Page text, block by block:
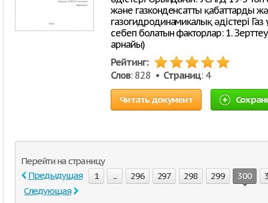
және газконденсатты қабаттарды
газогидродинамикалық әдістері
себеп болатын факторлар: 1.
арнайы)
Рейтинг:
Слов: 828 • Страниц: 4
Читать документ
Перейти на страницу
Предыдущая
1 ... 296 297 298 299 300
Следующая